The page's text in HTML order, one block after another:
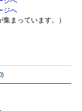
ジへ
まっています。）